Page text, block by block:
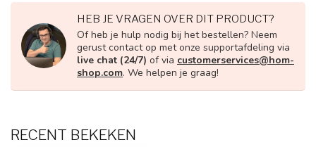
HEB JE VRAGEN OVER DIT PRODUCT?
Of heb je hulp nodig bij het bestellen? Neem
gerust contact op met onze supportafdeling via
live chat (24/7) of via customerservices@hom-
shop.com. We helpen je graag!
RECENT BEKEKEN